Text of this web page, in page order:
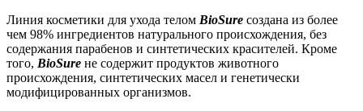
Линия косметики для ухода телом BioSure создана из более
чем 98% ингредиентов натурального происхождения, без
содержания парабенов и синтетических красителей. Кроме
того, BioSure не содержит продуктов животного
происхождения, синтетических масел и генетически
модифицированных организмов.